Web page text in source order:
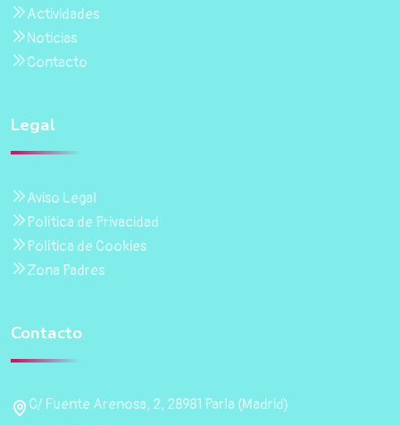
Actividades
Noticias
Contacto
Legal
Aviso Legal
Política de Privacidad
Política de Cookies
Zona Padres
Contacto
C/ Fuente Arenosa, 2, 28981 Parla (Madrid)